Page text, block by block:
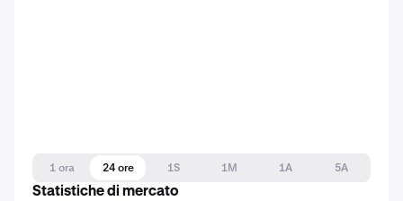
1 ora 24 ore 1S 1M 1A
5A
Statistiche di mercato